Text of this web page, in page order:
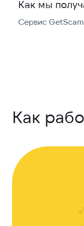
Как мы
Сервис
Как